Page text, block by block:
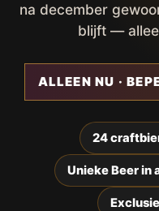
na december
blijft —
ALLEEN NU ·
24
Unieke Beer in